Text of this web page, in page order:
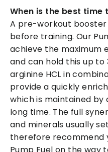
When is the best time
A pre-workout
before training. Our
achieve the maximum
and can hold this up
arginine HCL in
provide a quickly
which is maintained
long time. The full
and minerals usually
therefore recommend